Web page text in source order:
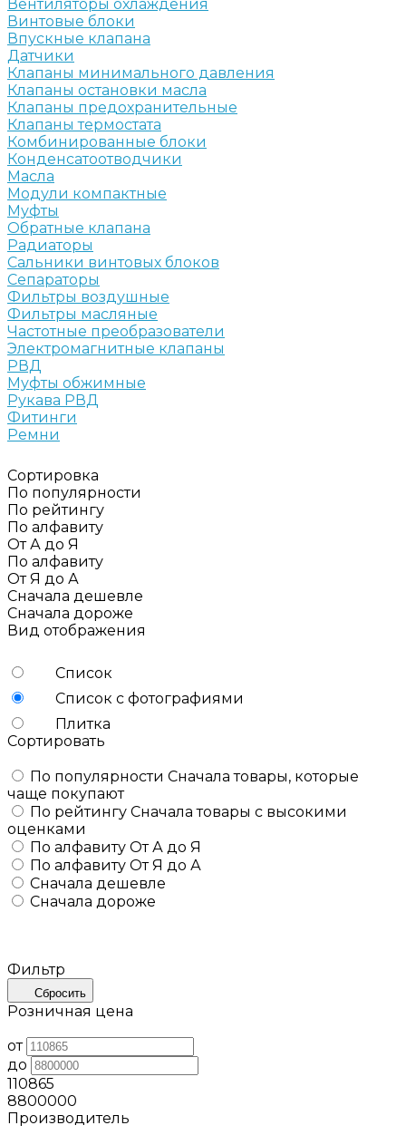
Вентиляторы охлаждения
Винтовые блоки
Впускные клапана
Датчики
Клапаны минимального давления
Клапаны остановки масла
Клапаны предохранительные
Клапаны термостата
Комбинированные блоки
Конденсатоотводчики
Масла
Модули компактные
Муфты
Обратные клапана
Радиаторы
Сальники винтовых блоков
Сепараторы
Фильтры воздушные
Фильтры масляные
Частотные преобразователи
Электромагнитные клапаны
РВД
Муфты обжимные
Рукава РВД
Фитинги
Ремни
Сортировка
По популярности
По рейтингу
По алфавиту
От А до Я
По алфавиту
От Я до А
Сначала дешевле
Сначала дороже
Вид отображения
Список
Список с фотографиями
Плитка
Сортировать
По популярности Сначала товары, которые
чаще покупают
По рейтингу Сначала товары с высокими
оценками
По алфавиту От А до Я
По алфавиту От Я до А
Сначала дешевле
Сначала дороже
Фильтр
Сбросить
Розничная цена
от
до
110865
8800000
Производитель